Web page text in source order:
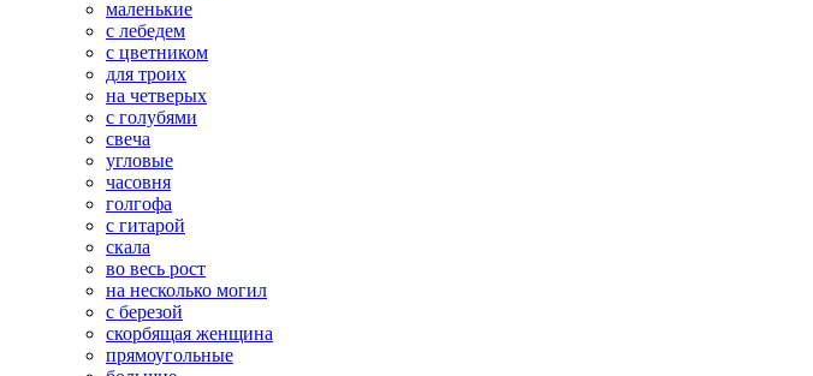
маленькие
с лебедем
с цветником
для троих
на четверых
с голубями
свеча
угловые
часовня
голгофа
с гитарой
скала
во весь рост
на несколько могил
с березой
скорбящая женщина
прямоугольные